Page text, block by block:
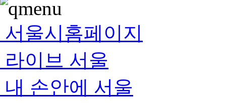
서울시홈페이지
라이브 서울
내 손안에 서울